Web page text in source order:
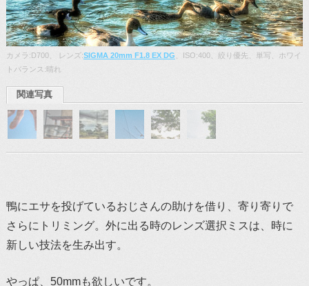
カメラ:D700、 レンズ:SIGMA 20mm F1.8 EX DG 、ISO:400、絞り優先、単写、ホワイ
トバランス:晴れ
関連写真
鴨にエサを投げているおじさんの助けを借り、寄り寄りで
さらにトリミング。外に出る時のレンズ選択ミスは、時に
新しい技法を生み出す。
やっぱ、50mmも欲しいです。